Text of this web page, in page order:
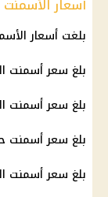
بلغت أسعار
بلغ سعر أسمنت السويدى
بلغ سعر أسمنت السويس
بلغ سعر أسمنت حلوان 4,000
بلغ سعر أسمنت الفهد 3,950